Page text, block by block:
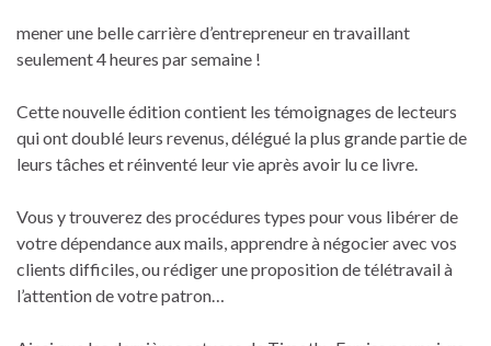
mener une belle carrière d’entrepreneur en travaillant
seulement 4 heures par semaine !
Cette nouvelle édition contient les témoignages de lecteurs
qui ont doublé leurs revenus, délégué la plus grande partie de
leurs tâches et réinventé leur vie après avoir lu ce livre.
Vous y trouverez des procédures types pour vous libérer de
votre dépendance aux mails, apprendre à négocier avec vos
clients difficiles, ou rédiger une proposition de télétravail à
l’attention de votre patron…